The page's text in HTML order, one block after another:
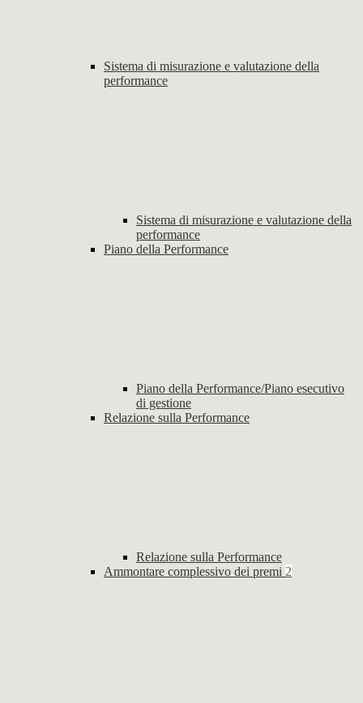
Sistema di misurazione e valutazione della
performance
Sistema di misurazione e valutazione della
performance
Piano della Performance
Piano della Performance/Piano esecutivo
di gestione
Relazione sulla Performance
Relazione sulla Performance
Ammontare complessivo dei premi 2